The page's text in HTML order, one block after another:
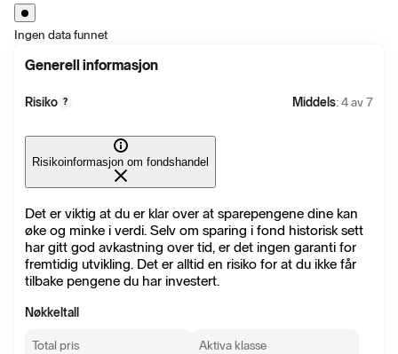
Ingen data funnet
Generell informasjon
Risiko ? Middels: 4 av 7
Risikoinformasjon om fondshandel
Det er viktig at du er klar over at sparepengene dine kan
øke og minke i verdi. Selv om sparing i fond historisk sett
har gitt god avkastning over tid, er det ingen garanti for
fremtidig utvikling. Det er alltid en risiko for at du ikke får
tilbake pengene du har investert.
Nøkkeltall
Total pris
Aktiva klasse